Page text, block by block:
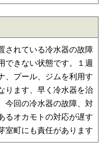
されている冷水器の故障
できない状態です。１週
、プール、ジムを利用す
ります、早く冷水器を治
今回の冷水器の故障、対
るオカモトの対応が遅す
室町にも責任があります